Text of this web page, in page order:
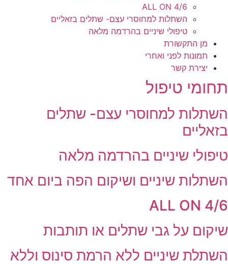
ALL ON 4/6
השתלות למחוסרי עצם- שתלים בזאליים
טיפולי שיניים בהרדמה מלאה
מן התקשורת
תמונות לפני ואחרי
יצירת קשר
תחומי טיפול
השתלות למחוסרי עצם- שתלים
בזאליים
טיפולי שיניים בהרדמה מלאה
השתלות שיניים ושיקום הפה ביום אחד
ALL ON 4/6
שיקום על גבי שתלים או תותבות
השתלת שיניים ללא הרמת סינוס וללא